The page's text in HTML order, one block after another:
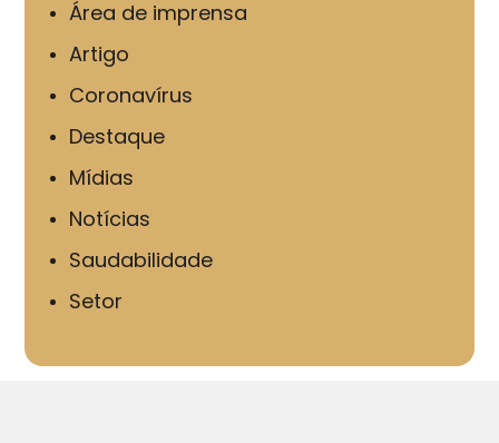
Área de imprensa
Artigo
Coronavírus
Destaque
Mídias
Notícias
Saudabilidade
Setor